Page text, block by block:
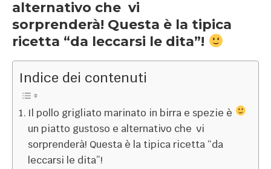
alternativo che vi
sorprenderà! Questa è la tipica
ricetta “da leccarsi le dita”!
Indice dei contenuti
Il pollo grigliato marinato in birra e spezie è
un piatto gustoso e alternativo che vi
sorprenderà! Questa è la tipica ricetta “da
leccarsi le dita”!